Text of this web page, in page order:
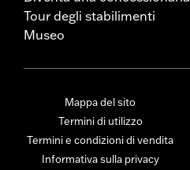
Tour degli stabilimenti
Museo
Mappa del sito
Termini di utilizzo
Termini e condizioni di vendita
Informativa sulla privacy